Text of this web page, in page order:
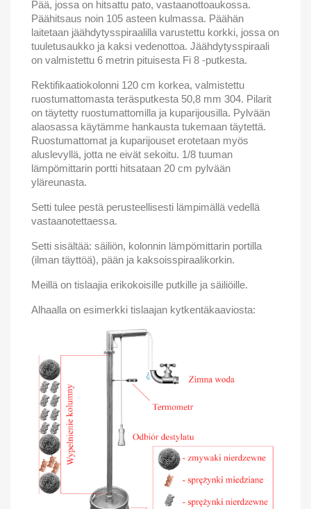
Pää, jossa on hitsattu pato, vastaanottoaukossa.
Päähitsaus noin 105 asteen kulmassa. Päähän
laitetaan jäähdytysspiraalilla varustettu korkki, jossa on
tuuletusaukko ja kaksi vedenottoa. Jäähdytysspiraali
on valmistettu 6 metrin pituisesta Fi 8 -putkesta.
Rektifikaatiokolonni 120 cm korkea, valmistettu
ruostumattomasta teräsputkesta 50,8 mm 304. Pilarit
on täytetty ruostumattomilla ja kuparijousilla. Pylvään
alaosassa käytämme hankausta tukemaan täytettä.
Ruostumattomat ja kuparijouset erotetaan myös
aluslevyllä, jotta ne eivät sekoitu. 1/8 tuuman
lämpömittarin portti hitsataan 20 cm pylvään
yläreunasta.
Setti tulee pestä perusteellisesti lämpimällä vedellä
vastaanotettaessa.
Setti sisältää: säiliön, kolonnin lämpömittarin portilla
(ilman täyttöä), pään ja kaksoisspiraalikorkin.
Meillä on tislaajia erikokoisille putkille ja säiliöille.
Alhaalla on esimerkki tislaajan kytkentäkaaviosta: